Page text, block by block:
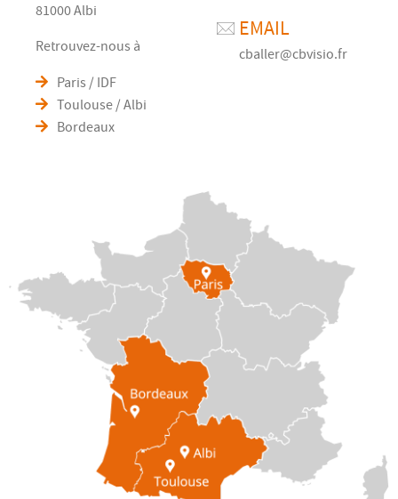
81000 Albi
Retrouvez-nous à
Paris / IDF
Toulouse / Albi
Bordeaux
EMAIL
cballer@cbvisio.fr